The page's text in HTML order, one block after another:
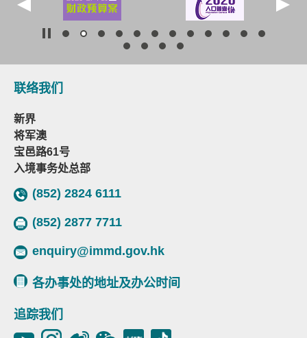
联络我们
新界
将军澳
宝邑路61号
入境事务处总部
(852) 2824 6111
(852) 2877 7711
enquiry@immd.gov.hk
各办事处的地址及办公时间
追踪我们